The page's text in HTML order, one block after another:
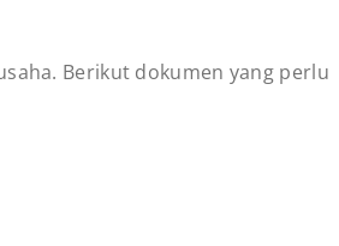
Berikut dokumen yang perlu